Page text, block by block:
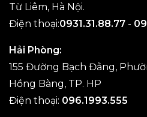
Từ Liêm, Hà Nội.
Điện thoại:0931.31.88.77 -
Hải Phòng:
155 Đường Bạch Đằng,
Hồng Bàng, TP. HP
Điện thoại: 096.1993.555